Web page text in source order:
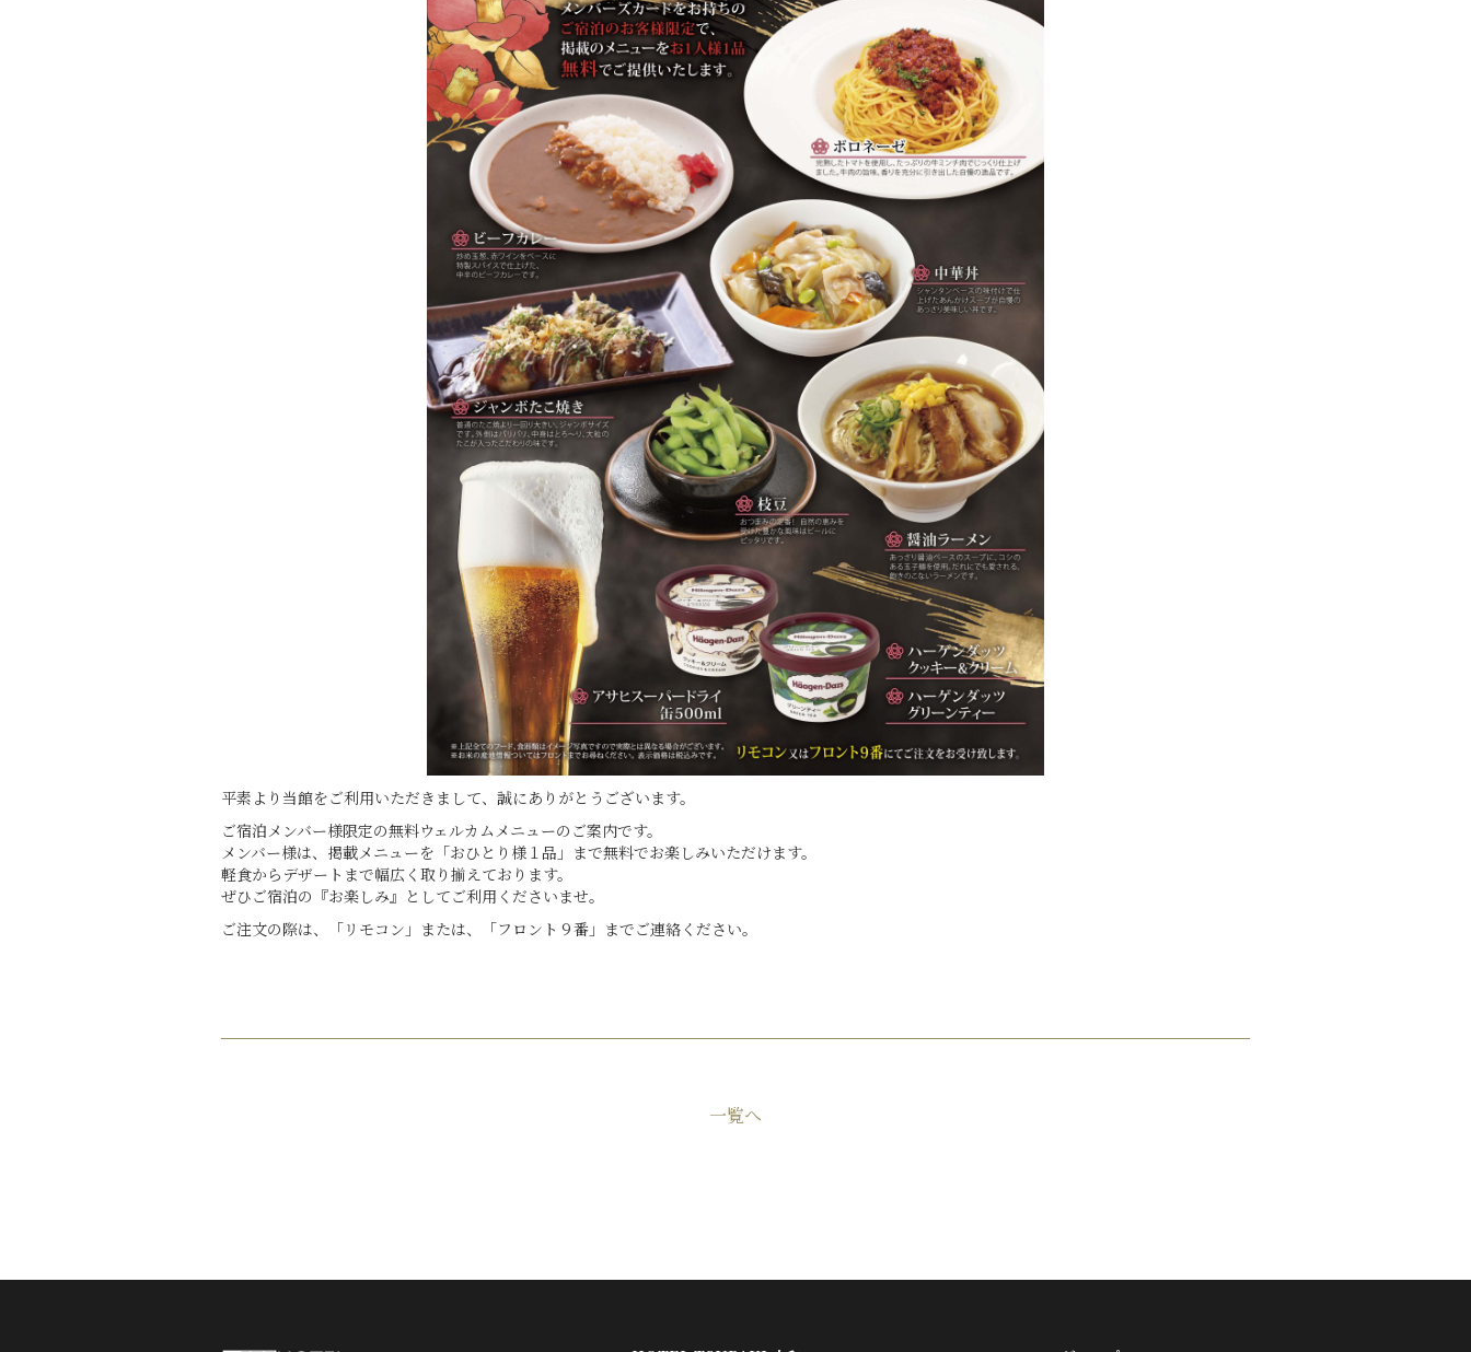
平素より当館をご利用いただきまして、誠にありがとうございます。
ご宿泊メンバー様限定の無料ウェルカムメニューのご案内です。
メンバー様は、掲載メニューを「おひとり様１品」まで無料でお楽しみいただけます。
軽食からデザートまで幅広く取り揃えております。
ぜひご宿泊の『お楽しみ』としてご利用くださいませ。
ご注文の際は、「リモコン」または、「フロント９番」までご連絡ください。
一覧へ